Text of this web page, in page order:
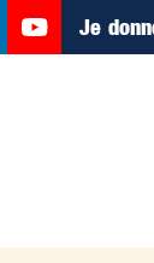
Je